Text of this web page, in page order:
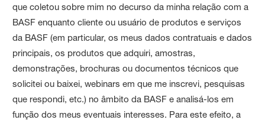
que coletou sobre mim no decurso da minha relação com a
BASF enquanto cliente ou usuário de produtos e serviços
da BASF (em particular, os meus dados contratuais e dados
principais, os produtos que adquiri, amostras,
demonstrações, brochuras ou documentos técnicos que
solicitei ou baixei, webinars em que me inscrevi, pesquisas
que respondi, etc.) no âmbito da BASF e analisá-los em
função dos meus eventuais interesses. Para este efeito, a